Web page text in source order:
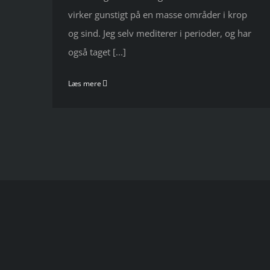
virker gunstigt på en masse områder i krop
og sind. Jeg selv mediterer i perioder, og har
også taget [...]
Læs mere